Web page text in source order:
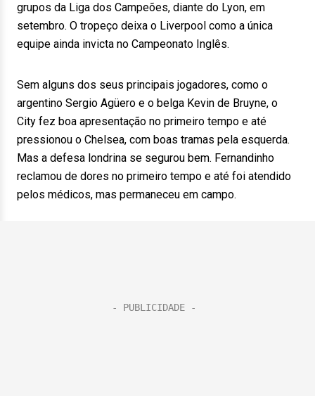
grupos da Liga dos Campeões, diante do Lyon, em
setembro. O tropeço deixa o Liverpool como a única
equipe ainda invicta no Campeonato Inglês.
Sem alguns dos seus principais jogadores, como o
argentino Sergio Agüero e o belga Kevin de Bruyne, o
City fez boa apresentação no primeiro tempo e até
pressionou o Chelsea, com boas tramas pela esquerda.
Mas a defesa londrina se segurou bem. Fernandinho
reclamou de dores no primeiro tempo e até foi atendido
pelos médicos, mas permaneceu em campo.